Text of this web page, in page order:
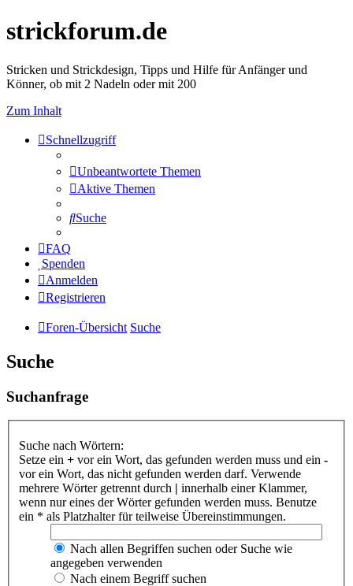
strickforum.de
Stricken und Strickdesign, Tipps und Hilfe für Anfänger und
Könner, ob mit 2 Nadeln oder mit 200
Zum Inhalt
Schnellzugriff
Unbeantwortete Themen
Aktive Themen
Suche
FAQ
Spenden
Anmelden
Registrieren
Foren-Übersicht Suche
Suche
Suchanfrage
Suche nach Wörtern:
Setze ein + vor ein Wort, das gefunden werden muss und ein -
vor ein Wort, das nicht gefunden werden darf. Verwende
mehrere Wörter getrennt durch | innerhalb einer Klammer,
wenn nur eines der Wörter gefunden werden muss. Benutze
ein * als Platzhalter für teilweise Übereinstimmungen.
Nach allen Begriffen suchen oder Suche wie
angegeben verwenden
Nach einem Begriff suchen